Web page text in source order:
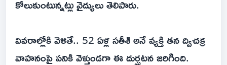
కోలుకుంటున్నట్లు వైద్యులు తెలిపారు.
వివరాల్లోకి వెళితే.. 52 ఏళ్ల సతీశ్ అనే వ్యక్తి తన ద్విచక్ర
వాహనంపై పనికి వెళ్తుండగా ఈ దుర్ఘటన జరిగింది.